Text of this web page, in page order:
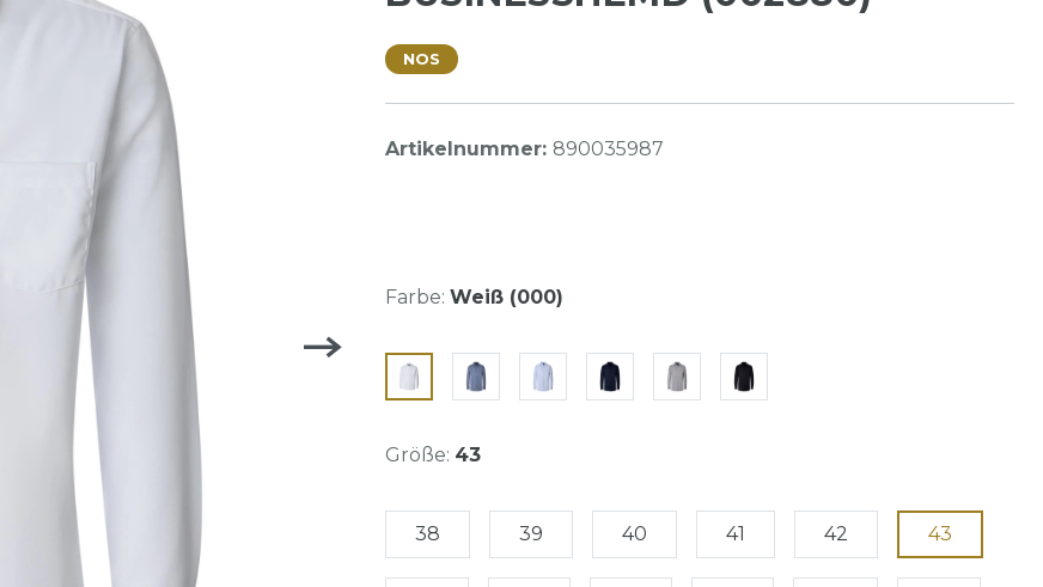
NOS
Artikelnummer: 890035987
Farbe: Weiß (000)
Größe: 43
38 39 40 41 42 43